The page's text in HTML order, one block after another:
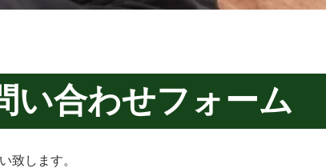
い合わせフォーム
致します。